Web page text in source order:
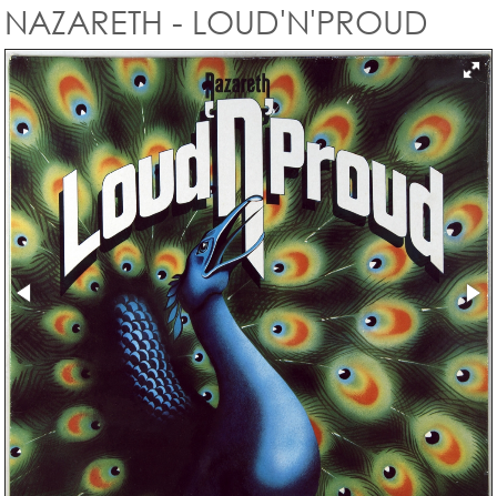
NAZARETH - LOUD'N'PROUD